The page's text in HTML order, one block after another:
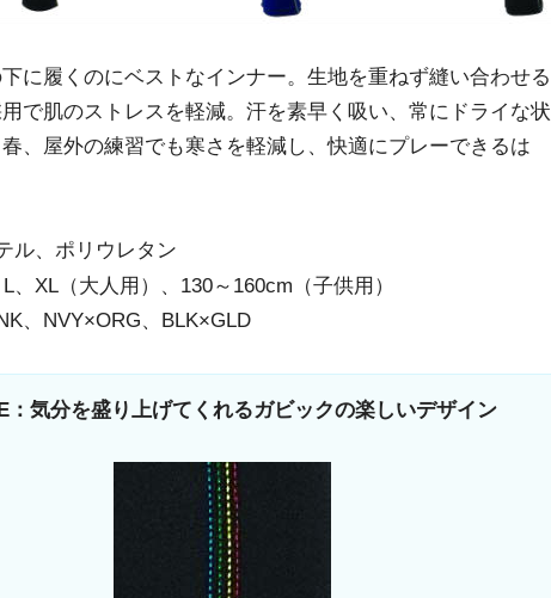
に履くのにベストなインナー。生地を重ねず縫い合わせる
で肌のストレスを軽減。汗を素早く吸い、常にドライな状
、屋外の練習でも寒さを軽減し、快適にプレーできるは
ル、ポリウレタン
、XL（大人用）、130～160cm（子供用）
、NVY×ORG、BLK×GLD
：気分を盛り上げてくれるガビックの楽しいデザイン